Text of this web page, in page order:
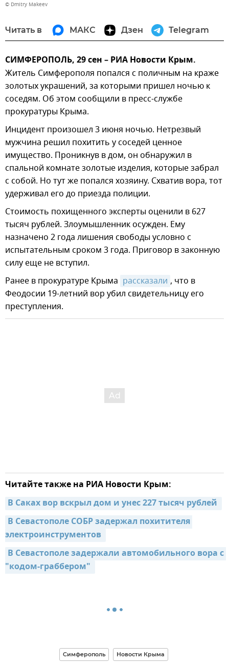
© Dmitry Makeev
Читать в МАКС Дзен Telegram
СИМФЕРОПОЛЬ, 29 сен – РИА Новости Крым.
Житель Симферополя попался с поличным на краже
золотых украшений, за которыми пришел ночью к
соседям. Об этом сообщили в пресс-службе
прокуратуры Крыма.
Инцидент произошел 3 июня ночью. Нетрезвый
мужчина решил похитить у соседей ценное
имущество. Проникнув в дом, он обнаружил в
спальной комнате золотые изделия, которые забрал
с собой. Но тут же попался хозяину. Схватив вора, тот
удерживал его до приезда полиции.
Стоимость похищенного эксперты оценили в 627
тысяч рублей. Злоумышленник осужден. Ему
назначено 2 года лишения свободы условно с
испытательным сроком 3 года. Приговор в законную
силу еще не вступил.
Ранее в прокуратуре Крыма рассказали , что в
Феодосии 19-летний вор убил свидетельницу его
преступления.
Читайте также на РИА Новости Крым:
В Саках вор вскрыл дом и унес 227 тысяч рублей
В Севастополе СОБР задержал похитителя
электроинструментов
В Севастополе задержали автомобильного вора с
"кодом-граббером"
Симферополь Новости Крыма